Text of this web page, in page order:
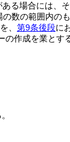
る場合には、
数の範囲内の
、 第9条後段に
作成を業とす